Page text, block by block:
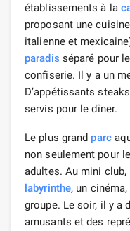
établissements à la
proposant une
italienne et
paradis séparé pour
confiserie. Il y a un
D’appétissants
servis pour le dîner.
Le plus grand parc
non seulement pour
adultes. Au mini
labyrinthe, un
groupe. Le soir, il y a
amusants et des